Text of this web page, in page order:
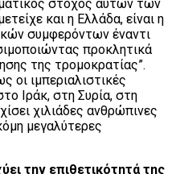
στόχος αυτών των
και η Ελλάδα, είναι η
συμφερόντων έναντι
προκλητικά
της τρομοκρατίας”.
οι ιμπεριαλιστικές
Ιράκ, στη Συρία, στη
χιλιάδες ανθρώπινες
μεγαλύτερες
την επιθετικότητά της